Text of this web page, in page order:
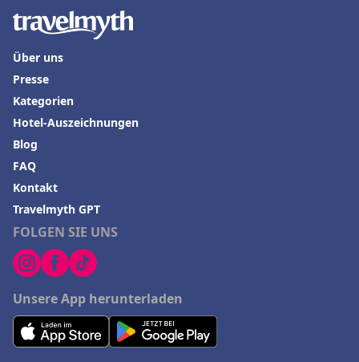
FOLGEN SIE UNS
Unsere App herunterladen
Über uns
Presse
Kategorien
Hotel-Auszeichnungen
Blog
FAQ
Kontakt
Travelmyth GPT